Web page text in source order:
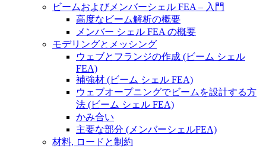
ビームおよびメンバーシェル FEA – 入門
高度なビーム解析の概要
メンバー シェル FEA の概要
モデリングとメッシング
ウェブとフランジの作成 (ビーム シェル
FEA)
補強材 (ビーム シェル FEA)
ウェブオープニングでビームを設計する方
法 (ビーム シェル FEA)
かみ合い
主要な部分 (メンバーシェルFEA)
材料, ロードと制約